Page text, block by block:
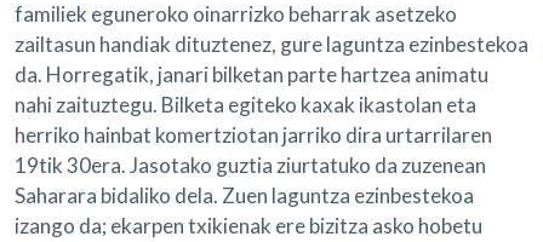
familiek eguneroko oinarrizko beharrak asetzeko
zailtasun handiak dituztenez, gure laguntza ezinbestekoa
da. Horregatik, janari bilketan parte hartzea animatu
nahi zaituztegu. Bilketa egiteko kaxak ikastolan eta
herriko hainbat komertziotan jarriko dira urtarrilaren
19tik 30era. Jasotako guztia ziurtatuko da zuzenean
Saharara bidaliko dela. Zuen laguntza ezinbestekoa
izango da; ekarpen txikienak ere bizitza asko hobetu